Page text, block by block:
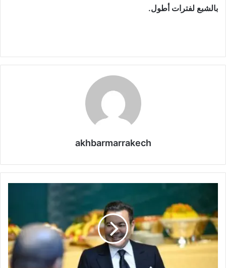
بالشبع لفترات أطول.
akhbarmarrakech
ح
ب
ا
ل